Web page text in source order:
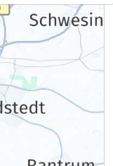
p.P. ab392,00 €